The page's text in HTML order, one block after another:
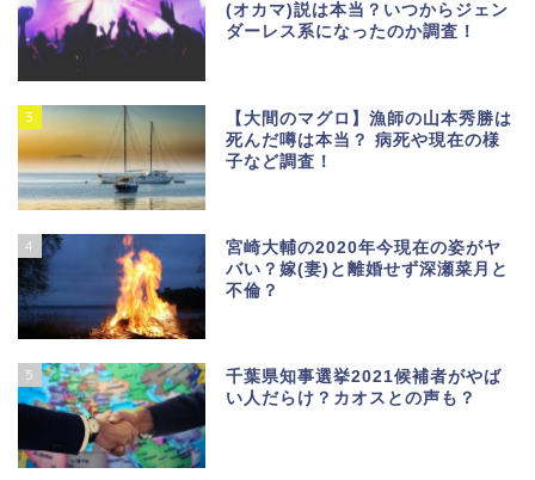
(オカマ)説は本当？いつからジェン
ダーレス系になったのか調査！
3
【大間のマグロ】漁師の山本秀勝は
死んだ噂は本当？ 病死や現在の様
子など調査！
4
宮崎大輔の2020年今現在の姿がヤ
バい？嫁(妻)と離婚せず深瀬菜月と
不倫？
5
千葉県知事選挙2021候補者がやば
い人だらけ？カオスとの声も？